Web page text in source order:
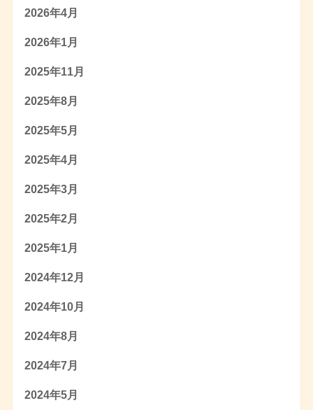
2026年4月
2026年1月
2025年11月
2025年8月
2025年5月
2025年4月
2025年3月
2025年2月
2025年1月
2024年12月
2024年10月
2024年8月
2024年7月
2024年5月